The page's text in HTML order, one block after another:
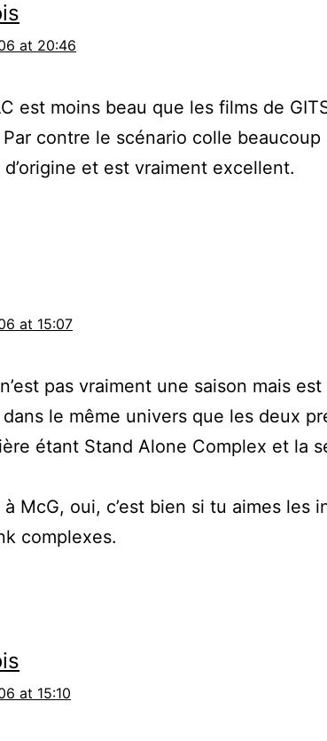
at 20:46
est moins beau que les films de
contre le scénario colle beaucoup
d’origine et est vraiment excellent.
at 15:07
pas vraiment une saison mais
le même univers que les deux
étant Stand Alone Complex et la
McG, oui, c’est bien si tu aimes les
complexes.
at 15:10